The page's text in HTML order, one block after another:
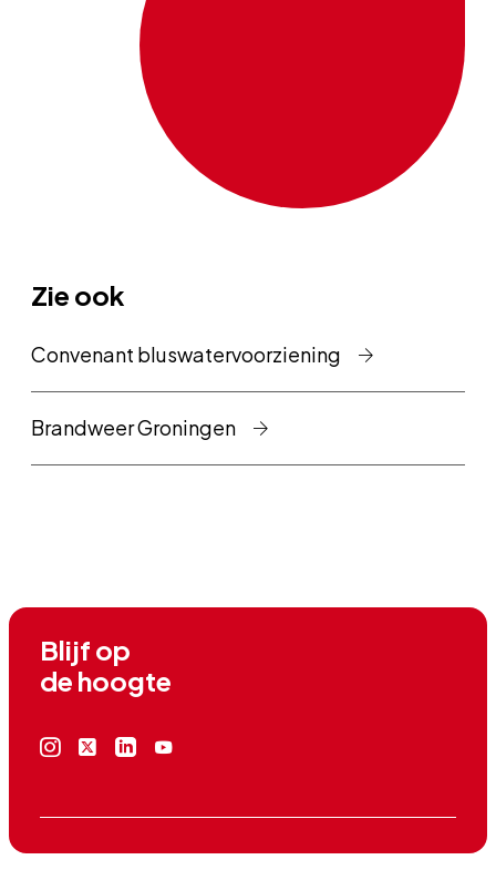
Zie ook
Convenant bluswatervoorziening
Brandweer Groningen
Blijf op
de hoogte
InstagramLinkedin